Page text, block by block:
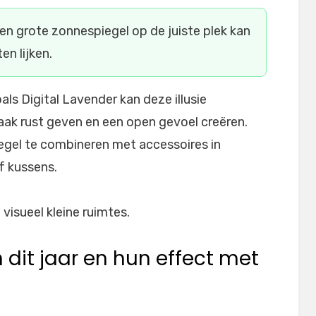
grote zonnespiegel op de juiste plek kan
lijken.
Digital Lavender kan deze illusie
rust geven en een open gevoel creëren.
te combineren met accessoires in
kussens.
dit jaar en hun effect met